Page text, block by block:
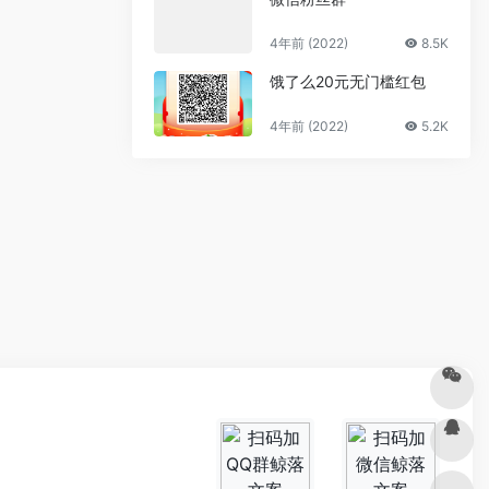
4年前 (2022) 8.5K
饿了么20元无门槛红包
4年前 (2022) 5.2K